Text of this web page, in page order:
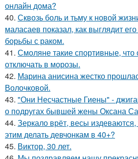
онлайн дома?
40. Сквозь боль и тьму к новой
маласаев показал, как выглядит
борьбы с раком.
41. Смоляне такие спортивные,
отключать в морозы.
42. Марина анисина жестко
Волочковой.
43. "Они Несчастные Гиены" -
о подругах бывшей жены Оксана
44. Зеркало врёт, весы
этим делать девчонкам в 40+?
45. Виктор, 30 лет.